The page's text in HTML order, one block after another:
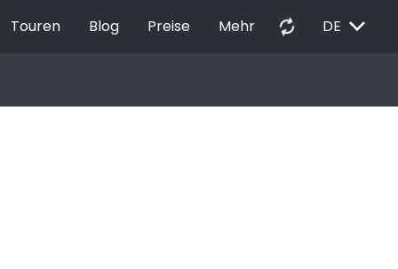
Touren Blog Preise Mehr autorenew DE EXPAND_MORE